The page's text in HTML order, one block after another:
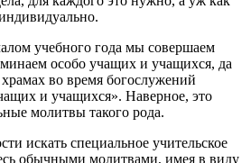
учебного года мы совершаем
особо учащих и учащихся, да
во время богослужений
и учащихся». Наверное, это
молитвы такого рода.
искать специальное учительское
обычными молитвами, имея в виду